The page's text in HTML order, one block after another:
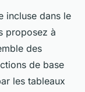
incluse dans le
proposez à
des
de base
les tableaux